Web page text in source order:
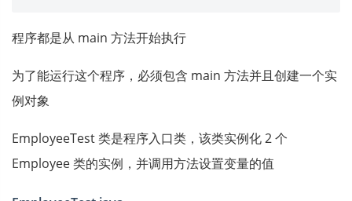
程序都是从 main 方法开始执行
为了能运行这个程序，必须包含 main 方法并且创建一个实
例对象
EmployeeTest 类是程序入口类，该类实例化 2 个
Employee 类的实例，并调用方法设置变量的值